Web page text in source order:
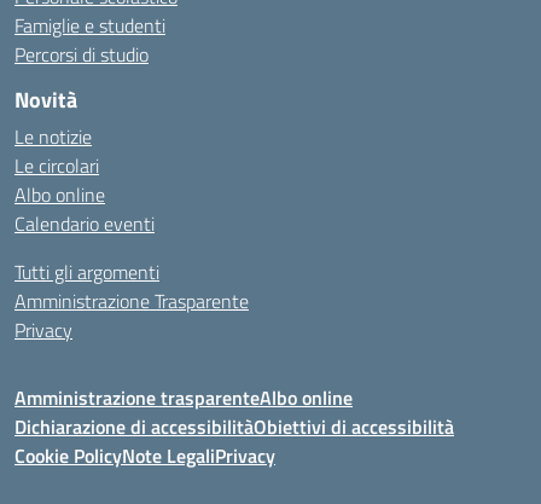
Famiglie e studenti
Percorsi di studio
Novità
Le notizie
Le circolari
Albo online
Calendario eventi
Tutti gli argomenti
Amministrazione Trasparente
Privacy
Amministrazione trasparenteAlbo online
Dichiarazione di accessibilitàObiettivi di accessibilità
Cookie PolicyNote LegaliPrivacy